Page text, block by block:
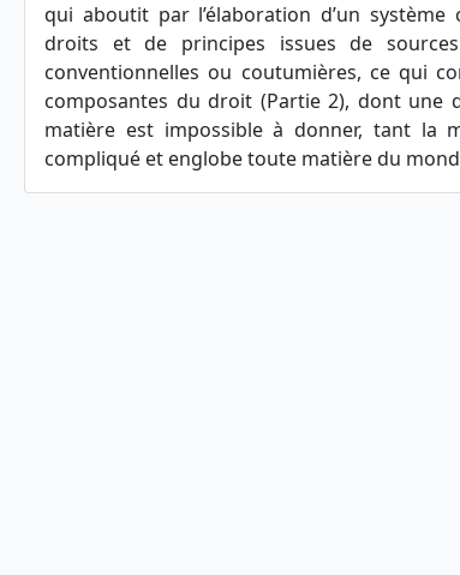
qui aboutit par l’élaboration d’un
droits et de principes issues de
conventionnelles ou coutumières, ce qui
composantes du droit (Partie 2), dont une
matière est impossible à donner, tant la
compliqué et englobe toute matière du